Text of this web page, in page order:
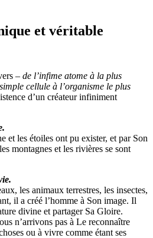
et véritable
– de l’infime atome à la plus
cellule à l’organisme le plus
d’un créateur infiniment
et les étoiles ont pu exister, et par Son
montagnes et les rivières se sont
les animaux terrestres, les insectes,
il a créé l’homme à Son image. Il
divine et partager Sa Gloire.
n’arrivons pas à Le reconnaître
ou à vivre comme étant ses